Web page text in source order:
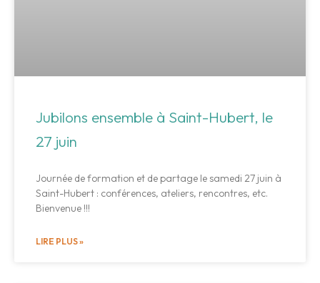
Jubilons ensemble à Saint-Hubert, le
27 juin
Journée de formation et de partage le samedi 27 juin à
Saint-Hubert : conférences, ateliers, rencontres, etc.
Bienvenue !!!
LIRE PLUS »